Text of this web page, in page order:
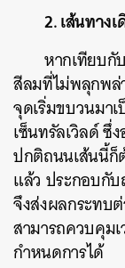
2. เส้นทาง
หากเทียบกั
สีลมที่ไม่พลุกพล่
จุดเริ่มขบวนมา
เซ็นทรัลเวิลด์ ซึ่
ปกติถนนเส้นนี้ก็
แล้ว ประกอบกั
จึงส่งผลกระทบ
สามารถควบคุม
กำหนดการได้